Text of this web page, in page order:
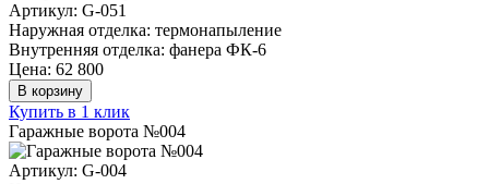
Артикул: G-051
Наружная отделка: термонапыление
Внутренняя отделка: фанера ФК-6
Цена: 62 800
В корзину
Купить в 1 клик
Гаражные ворота №004
Артикул: G-004